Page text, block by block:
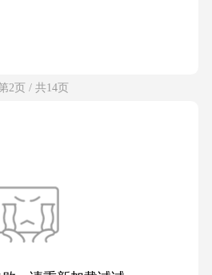
2页 / 共14页